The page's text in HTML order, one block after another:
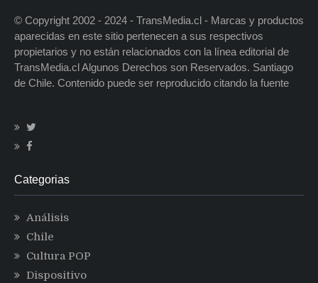
© Copyright 2002 - 2024 - TransMedia.cl - Marcas y productos
aparecidas en este sitio pertenecen a sus respectivos
propietarios y no están relacionados con la línea editorial de
TransMedia.cl Algunos Derechos son Reservados. Santiago
de Chile. Contenido puede ser reproducido citando la fuente
Categorias
Análisis
Chile
Cultura POP
Dispositivo